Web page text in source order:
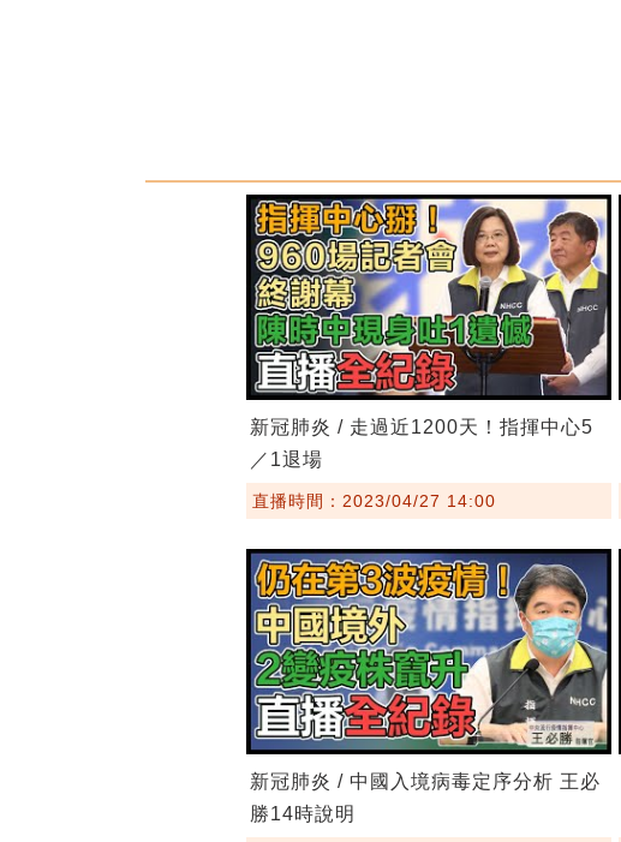
新冠肺炎 / 走過近1200天！指揮中心5
／1退場
直播時間：2023/04/27 14:00
新冠肺炎 / 中國入境病毒定序分析 王必
勝14時說明